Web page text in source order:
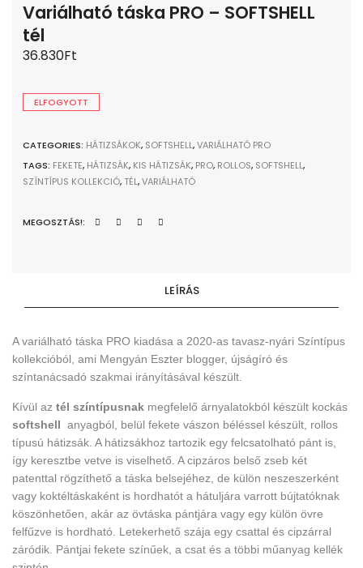
Variálható táska PRO – SOFTSHELL
tél
36.830Ft
ELFOGYOTT
CATEGORIES: HÁTIZSÁKOK, SOFTSHELL,VARIÁLHATÓ PRO
TAGS: FEKETE, HÁTIZSÁK, KIS HÁTIZSÁK, PRO, ROLLOS, SOFTSHELL,
SZÍNTÍPUS KOLLEKCIÓ, TÉL,VARIÁLHATÓ
MEGOSZTÁS!:
LEÍRÁS
A variálható táska PRO kiadása a 2020-as tavasz-nyári Színtípus
kollekcióból, ami Mengyán Eszter blogger, újságíró és
színtanácsadó szakmai irányításával készült.
Kívül az tél színtípusnak megfelelő árnyalatokból készült kockás
softshell anyagból, belül fekete vászon béléssel készült, rollos
típusú hátizsák. A hátizsákhoz tartozik egy felcsatolható pánt is,
így keresztbe vetve is viselhető. A cipzáros belső zseb két
patenttal rögzíthető a táska belsejéhez, de külön neszeszerként
vagy koktéltáskaként is hordhatót a hátuljára varrott bújtatóknak
köszönhetően, akár az övtáska pántjára vagy egy külön övre
felfűzve is hordható. Letekerhető szája egy csattal és cipzárral
záródik. Pántjai fekete színűek, a csat és a többi műanyag kellék